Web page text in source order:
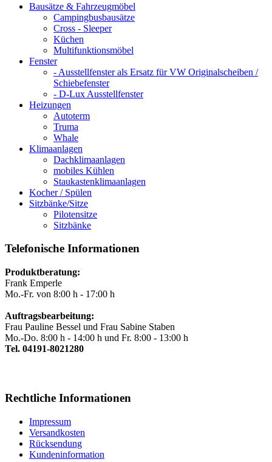
Bausätze & Fahrzeugmöbel
Campingbusbausätze
Cross - Sleeper
Küchen
Multifunktionsmöbel
Fenster
- Ausstellfenster als Ersatz für VW Originalscheiben /
Schiebefenster
- D-Lux Ausstellfenster
Heizungen
Autoterm
Truma
Whale
Klimaanlagen
Dachklimaanlagen
mobiles Kühlen
Staukastenklimaanlagen
Kocher / Spülen
Sitzbänke/Sitze
Pilotensitze
Sitzbänke
Telefonische Informationen
Produktberatung:
Frank Emperle
Mo.-Fr. von 8:00 h - 17:00 h
Auftragsbearbeitung:
Frau Pauline Bessel und Frau Sabine Staben
Mo.-Do. 8:00 h - 14:00 h und Fr. 8:00 - 13:00 h
Tel. 04191-8021280
Rechtliche Informationen
Impressum
Versandkosten
Rücksendung
Kundeninformation